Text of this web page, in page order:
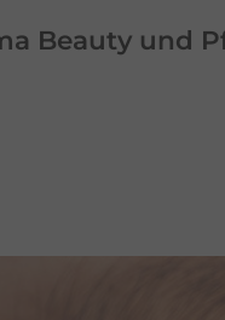
Beauty und